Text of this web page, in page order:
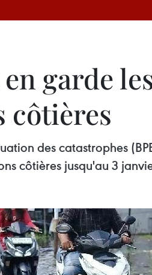
garde
côtières
des catastrophes
côtières jusqu'au 3